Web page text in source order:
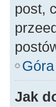
post,
Góra
Jak